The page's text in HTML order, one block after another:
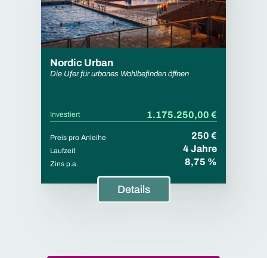
Nordic Urban
Die Ufer für urbanes Wohlbefinden öffnen
Investiert 1.175.250,00 €
Preis pro Anleihe 250 €
Laufzeit 4 Jahre
Zins p.a. 8,75 %
Details